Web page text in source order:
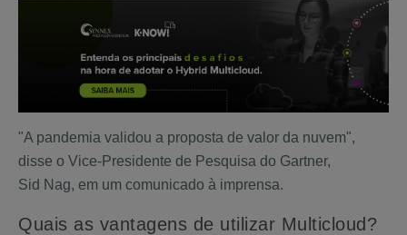
"A pandemia validou a proposta de valor da nuvem",
disse o Vice-Presidente de Pesquisa do Gartner,
Sid Nag, em um comunicado à imprensa.
Quais as vantagens de utilizar Multicloud?